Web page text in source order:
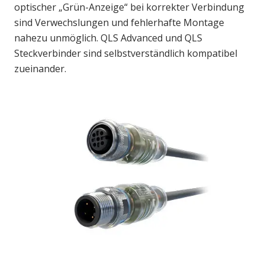
optischer „Grün-Anzeige“ bei korrekter Verbindung
sind Verwechslungen und fehlerhafte Montage
nahezu unmöglich. QLS Advanced und QLS
Steckverbinder sind selbstverständlich kompatibel
zueinander.